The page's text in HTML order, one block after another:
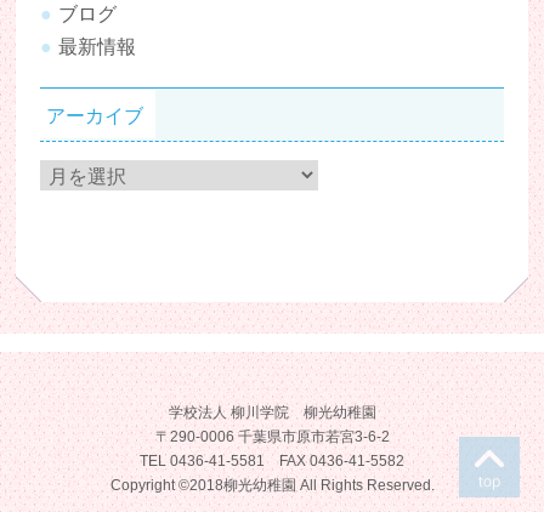
ブログ
最新情報
アーカイブ
ア
ブ
学校法人 柳川学院 柳光幼稚園
〒290-0006 千葉県市原市若宮3-6-2
TEL 0436-41-5581 FAX 0436-41-5582
Copyright ©2018柳光幼稚園 All Rights Reserved.